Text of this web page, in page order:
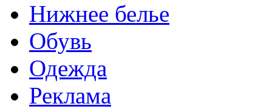
Нижнее белье
Обувь
Одежда
Реклама